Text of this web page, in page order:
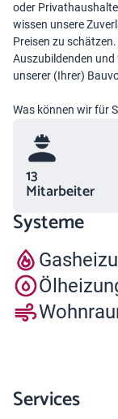
oder
wissen unsere
Preisen zu
Auszubildenden
unserer (Ihrer)
Was können wir für
13
Mitarbeiter
Systeme
Services